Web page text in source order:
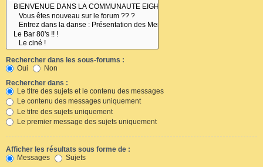
Rechercher dans les sous-forums :
Oui
Non
Rechercher dans :
Le titre des sujets et le contenu des messages
Le contenu des messages uniquement
Le titre des sujets uniquement
Le premier message des sujets uniquement
Afficher les résultats sous forme de :
Messages
Sujets